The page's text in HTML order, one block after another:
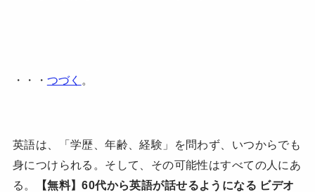
・・・ つづく 。
英語は、「学歴、年齢、経験」を問わず、いつからでも
身につけられる。そして、その可能性はすべての人にあ
る。
【無料】60代から英語が話せるようになる ビデオ